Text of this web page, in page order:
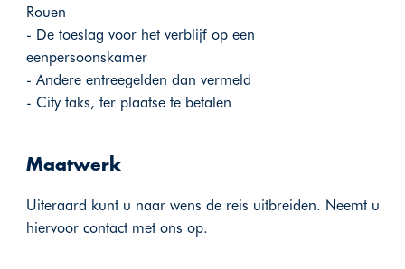
Rouen
- De toeslag voor het verblijf op een
eenpersoonskamer
- Andere entreegelden dan vermeld
- City taks, ter plaatse te betalen
Maatwerk
Uiteraard kunt u naar wens de reis uitbreiden. Neemt u
hiervoor contact met ons op.